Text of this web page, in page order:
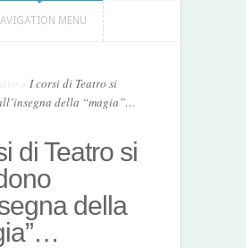
MENU
I corsi di Teatro si
della “magia”…
di Teatro si
della